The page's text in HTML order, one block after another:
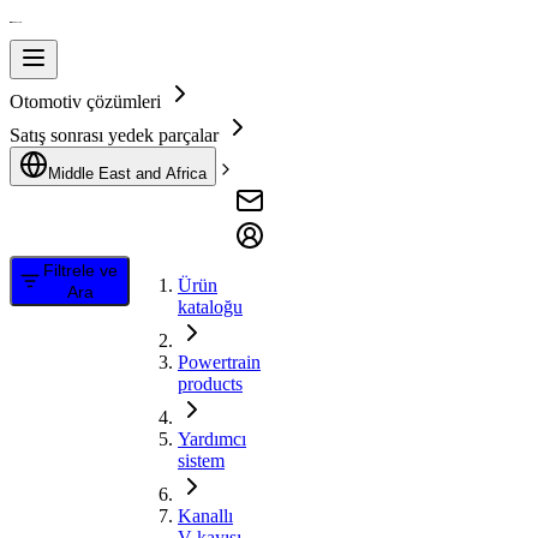
Otomotiv çözümleri
Satış sonrası yedek parçalar
Middle East and Africa
Filtrele ve
Ara
Ürün
kataloğu
Powertrain
products
Yardımcı
sistem
Kanallı